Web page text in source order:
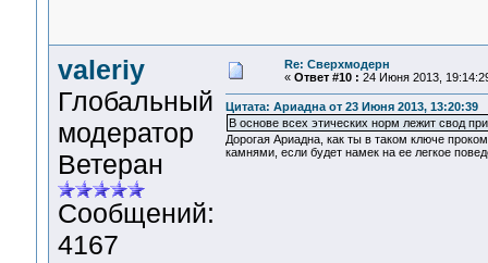
valeriy
Глобальный
модератор
Ветеран
Сообщений:
4167
Re: Сверхмодерн
« Ответ #10 : 24 Июня 2013,
Цитата: Ариадна от 23 Июня 2013, 13:20:39
В основе всех этических норм лежит свод
Дорогая Ариадна, как ты в таком ключе
камнями, если будет намек на ее легкое